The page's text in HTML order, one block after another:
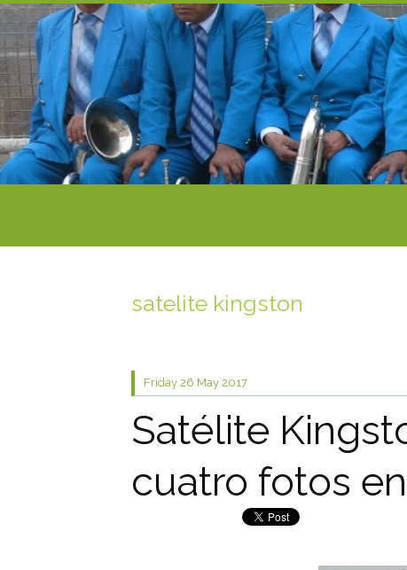
satelite kingston
Friday 26 May 2017
Satélite
cuatro fotos